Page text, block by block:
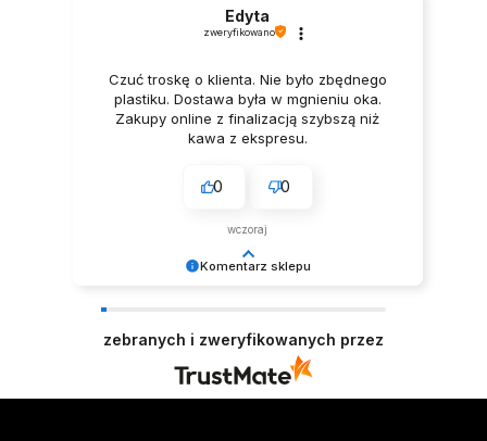
Komentarz sklepu
możemy zapewnić odpowiednią obsługę tak
świetnym klientom. Dziękujemy raz jeszcze!
Zespół LELKA 🦋
Edyta
zweryfikowano
Czuć troskę o klienta. Nie było zbędnego
plastiku. Dostawa była w mgnieniu oka.
Zakupy online z finalizacją szybszą niż
kawa z ekspresu.
0 0
wczoraj
zebranych i zweryfikowanych przez